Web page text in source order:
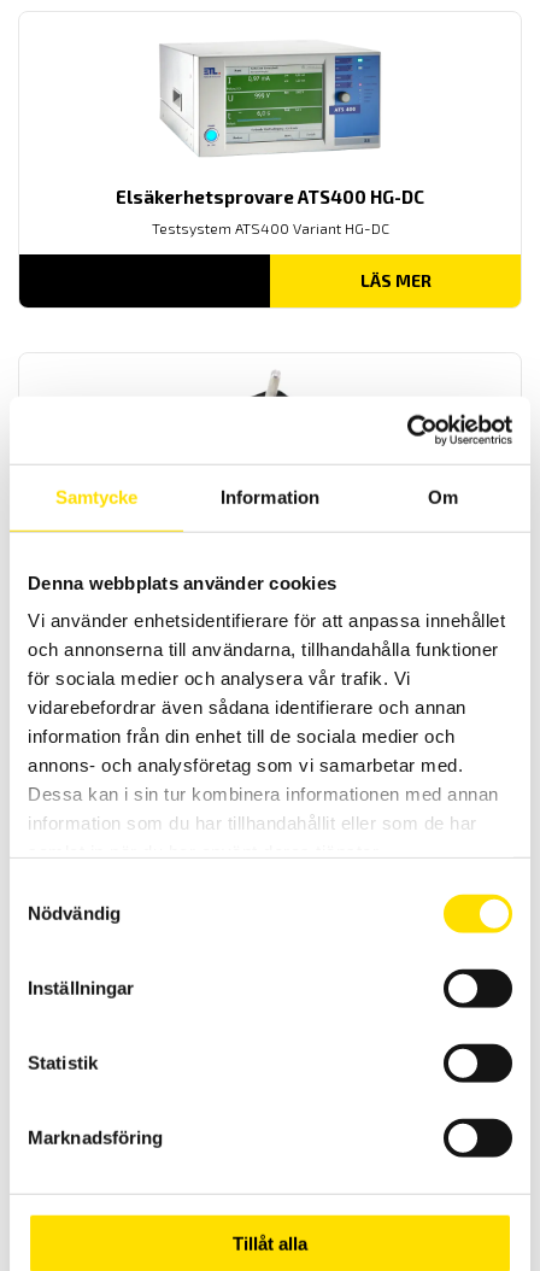
Samtycke Information Om
Denna webbplats använder cookies
Vi använder enhetsidentifierare för att anpassa innehållet
och annonserna till användarna, tillhandahålla funktioner
för sociala medier och analysera vår trafik. Vi
vidarebefordrar även sådana identifierare och annan
information från din enhet till de sociala medier och
annons- och analysföretag som vi samarbetar med.
Dessa kan i sin tur kombinera informationen med annan
information som du har tillhandahållit eller som de har
Nödvändig
Inställningar
Statistik
Marknadsföring
Tillåt alla
Elsäkerhetsprovare ATS400 HG-DC
Testsystem ATS400 Variant HG-DC
LÄS MER
Mecmesin Lever Operated Cam grip
dragprovare
LÄS MER
Elsäkerhetsprovare automatiskt testsystem ATS400 variant MT